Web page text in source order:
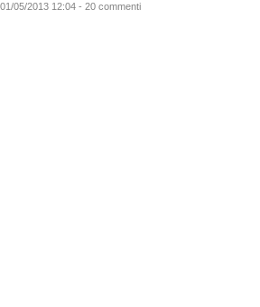
05/2013 12:04 - 20 commenti